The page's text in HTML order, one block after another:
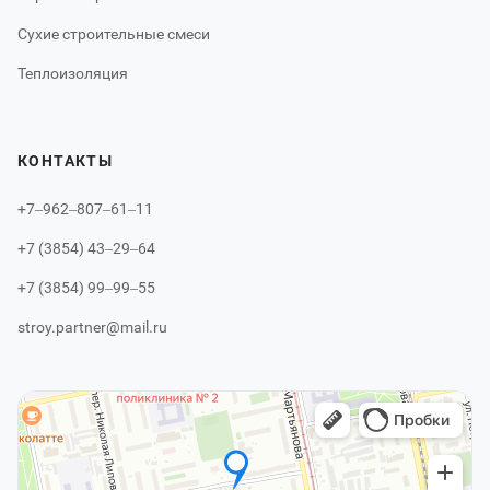
Сухие строительные смеси
Теплоизоляция
КОНТАКТЫ
+7‒962‒807‒61‒11
+7 (3854) 43‒29‒64
+7 (3854) 99‒99‒55
stroy.partner@mail.ru